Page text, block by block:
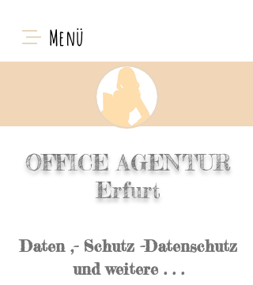
Menü
OFFICE AGENTUR
Erfurt
Daten ,- Schutz -Datenschutz
und weitere . . .